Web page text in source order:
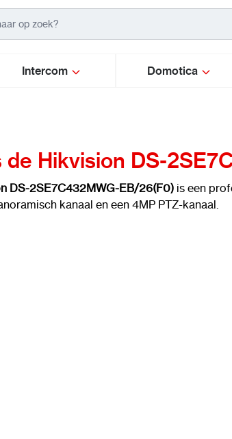
Intercom Domotica
de Hikvision DS-
DS-2SE7C432MWG-EB/26(F0) is een
kanaal en een 4MP PTZ-kanaal.